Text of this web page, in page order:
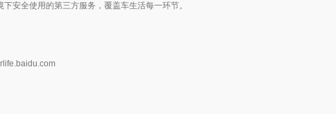
安全使用的第三方服务，覆盖车生活每一环节。